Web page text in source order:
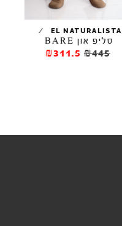
EL NATURALISTA
/
סליפ און BARE
₪445
₪311.5